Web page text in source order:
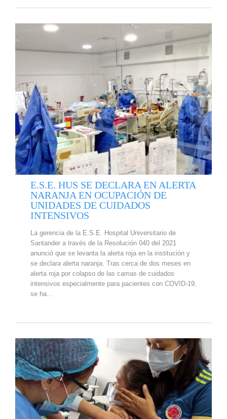
E.S.E. HUS SE DECLARA EN ALERTA
NARANJA EN OCUPACIÓN DE
UNIDADES DE CUIDADOS
INTENSIVOS
La gerencia de la E.S.E. Hospital Universitario de
Santander a través de la Resolución 040 del 2021
anunció que se levanta la alerta roja en la institución y
se declara alerta naranja. Tras cerca de dos meses en
alerta roja por colapso de las camas de cuidados
intensivos especialmente para pacientes con COVID-19,
se ha…